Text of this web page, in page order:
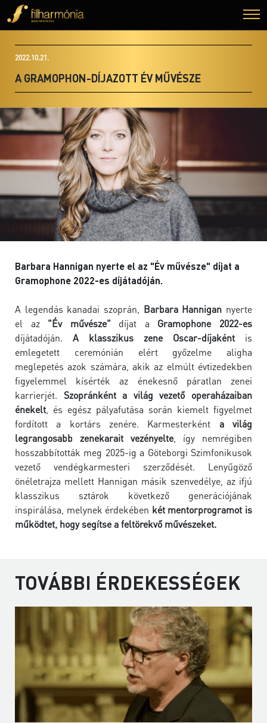
2022.10.21.
A GRAMOPHON-DÍJAZOTT ÉV MŰVÉSZE
Barbara Hannigan nyerte el az "Év művésze" díjat a
Gramophone 2022-es díjátadóján.
A legendás kanadai szoprán, Barbara Hannigan nyerte
el az "Év művésze" díjat a Gramophone 2022-es
díjátadóján. A klasszikus zene Oscar-díjaként is
emlegetett ceremónián elért győzelme aligha
meglepetés azok számára, akik az elmúlt évtizedekben
figyelemmel kísérték az énekesnő páratlan zenei
karrierjét. Szopránként a világ vezető operaházaiban
énekelt , és egész pályafutása során kiemelt figyelmet
fordított a kortárs zenére. Karmesterként a világ
legrangosabb zenekarait vezényelte, így nemrégiben
hosszabbították meg 2025-ig a Göteborgi Szimfonikusok
vezető vendégkarmesteri szerződését. Lenyűgöző
önéletrajza mellett Hannigan másik szenvedélye, az ifjú
klasszikus sztárok következő generációjának
inspirálása, melynek érdekében két mentorprogramot is
működtet, hogy segítse a feltörekvő művészeket.
TOVÁBBI ÉRDEKESSÉGEK